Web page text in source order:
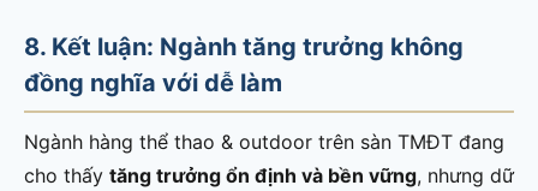
8. Kết luận: Ngành tăng trưởng không
đồng nghĩa với dễ làm
Ngành hàng thể thao & outdoor trên sàn TMĐT đang
cho thấy tăng trưởng ổn định và bền vững, nhưng dữ